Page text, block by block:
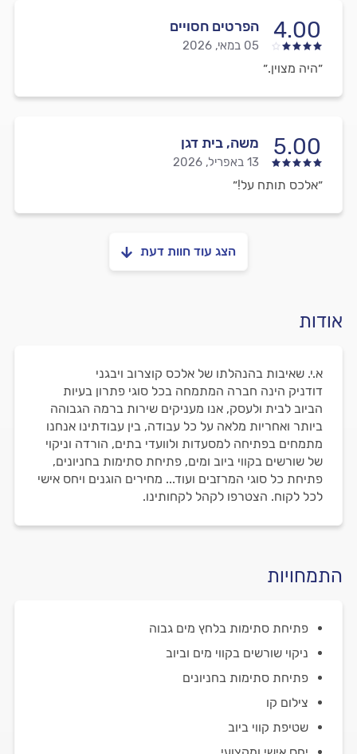
4.00 הפרטים חסויים
05 במאי, 2026
״היה מצוין.״
5.00 משה, בית דגן
13 באפריל, 2026
״אלכס תותח על!״
הצג עוד חוות דעת
אודות
א.י. שאיבות בהנהלתו של אלכס קוצרוב ויבגני
דודניק הינה חברה המתמחה בכל סוגי פתרון בעיות
הביוב לבית ולעסק, אנו מעניקים שירות ברמה הגבוהה
ביותר ואחריות מלאה על כל עבודה, בין עבודתינו אנחנו
מתמחים בפתיחה למסעדות ולוועדי בתים, הורדה וניקוי
של שורשים בקווי ביוב ומים, פתיחת סתימות בחניונים,
פתיחת כל סוגי המרזבים ועוד... מחירים הוגנים ויחס אישי
לכל לקוח. הצטרפו לקהל לקחותינו.
התמחויות
פתיחת סתימות בלחץ מים גבוה
ניקוי שורשים בקווי מים וביוב
פתיחת סתימות בחניונים
צילום קו
שטיפת קווי ביוב